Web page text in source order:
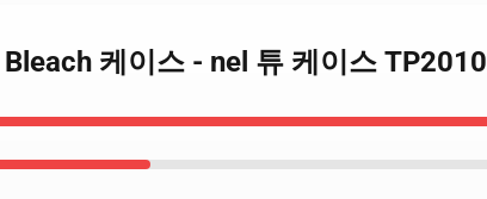
케이스 - nel 튜 케이스 TP2010